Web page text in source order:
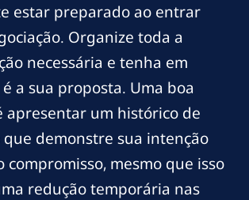
estar preparado ao entrar
Organize toda a
necessária e tenha em
a sua proposta. Uma boa
apresentar um histórico de
demonstre sua intenção
compromisso, mesmo que isso
redução temporária nas